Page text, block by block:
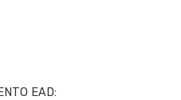
EAD: